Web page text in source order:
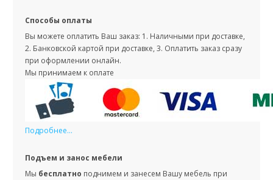
Способы оплаты
Вы можете оплатить Ваш заказ: 1. Наличными при доставке,
2. Банковской картой при доставке, 3. Оплатить заказ сразу
при оформлении онлайн.
Мы принимаем к оплате
Подробнее...
Подъем и занос мебели
Мы бесплатно поднимем и занесем Вашу мебель при